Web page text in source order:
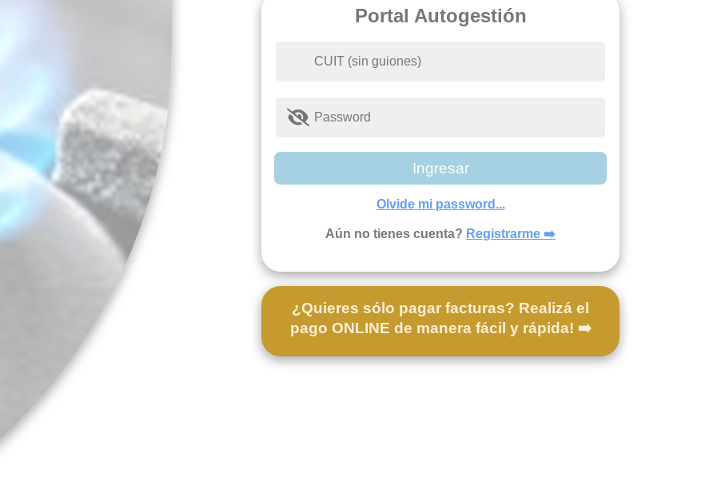
Portal Autogestión
Ingresar
Olvide mi password...
Aún no tienes cuenta? Registrarme ➡️
¿Quieres sólo pagar facturas? Realizá el
pago ONLINE de manera fácil y rápida! ➡️